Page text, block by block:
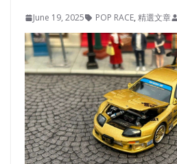
June 19, 2025 POP RACE, 精選文章